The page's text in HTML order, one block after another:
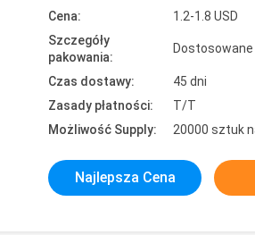
Cena:
1.2-1.8 USD
Szczegóły
pakowania:
Dostosowane
Czas dostawy:
45 dni
Zasady płatności:
T/T
Możliwość Supply:
20000 sztuk
Najlepsza Cena